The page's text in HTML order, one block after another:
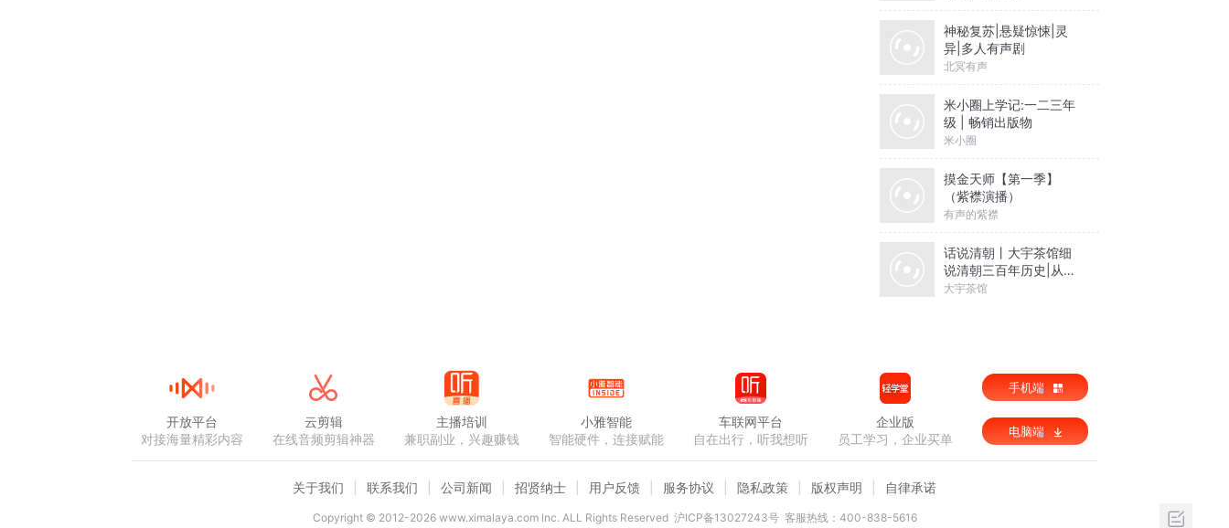
神秘复苏|悬疑惊悚|灵
异|多人有声剧
北冥有声
米小圈上学记:一二三年
级 | 畅销出版物
米小圈
摸金天师【第一季】
（紫襟演播）
有声的紫襟
话说清朝丨大宇茶馆细
说清朝三百年历史|从努
尔哈赤到末代皇帝溥仪|
大宇茶馆
开放平台
对接海量精彩内容
云剪辑
在线音频剪辑神器
主播培训
兼职副业，兴趣赚钱
小雅智能
智能硬件，连接赋能
车联网平台
自在出行，听我想听
企业版
员工学习，企业买单
手机端
电脑端
关于我们 联系我们 公司新闻 招贤纳士 用户反馈 服务协议 隐私政策 版权声明 自律承诺
Copyright © 2012-2026www.ximalaya.com lnc. ALL Rights Reserved 沪ICP备13027243号 客服热线：400-838-5616